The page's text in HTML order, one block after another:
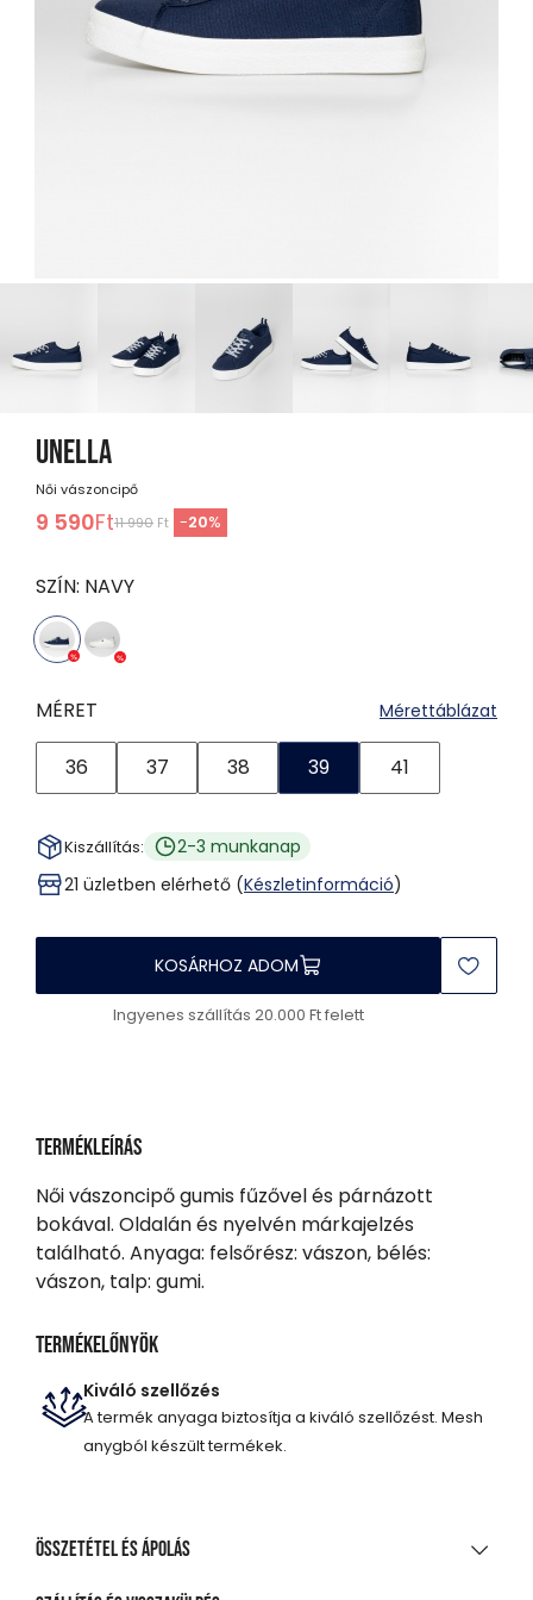
UNELLA
Női vászoncipő
9 590Ft11 990 Ft -20%
SZÍN: NAVY
MÉRET Mérettáblázat
36 37 38 39 41
Kiszállítás:
2-3 munkanap
21 üzletben elérhető (Készletinformáció)
KOSÁRHOZ ADOM
Ingyenes szállítás 20.000 Ft felett
Termékleírás
Női vászoncipő gumis fűzővel és párnázott
bokával. Oldalán és nyelvén márkajelzés
található. Anyaga: felsőrész: vászon, bélés:
vászon, talp: gumi.
Termékelőnyök
Kiváló szellőzés
A termék anyaga biztosítja a kiváló szellőzést. Mesh
anygból készült termékek.
Összetétel és ápolás